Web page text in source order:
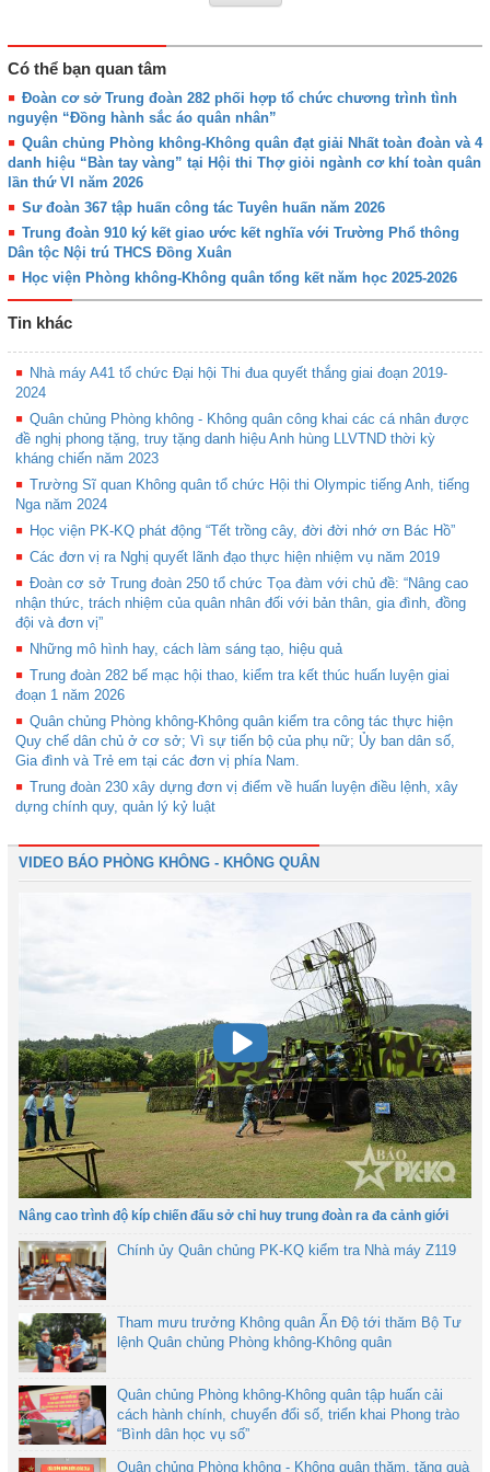
Có thể bạn quan tâm
Đoàn cơ sở Trung đoàn 282 phối hợp tổ chức chương trình tình
nguyện “Đồng hành sắc áo quân nhân”
Quân chủng Phòng không-Không quân đạt giải Nhất toàn đoàn và 4
danh hiệu “Bàn tay vàng” tại Hội thi Thợ giỏi ngành cơ khí toàn quân
lần thứ VI năm 2026
Sư đoàn 367 tập huấn công tác Tuyên huấn năm 2026
Trung đoàn 910 ký kết giao ước kết nghĩa với Trường Phổ thông
Dân tộc Nội trú THCS Đồng Xuân
Học viện Phòng không-Không quân tổng kết năm học 2025-2026
Tin khác
Nhà máy A41 tổ chức Đại hội Thi đua quyết thắng giai đoạn 2019-
2024
Quân chủng Phòng không - Không quân công khai các cá nhân được
đề nghị phong tặng, truy tặng danh hiệu Anh hùng LLVTND thời kỳ
kháng chiến năm 2023
Trường Sĩ quan Không quân tổ chức Hội thi Olympic tiếng Anh, tiếng
Nga năm 2024
Học viện PK-KQ phát động “Tết trồng cây, đời đời nhớ ơn Bác Hồ”
Các đơn vị ra Nghị quyết lãnh đạo thực hiện nhiệm vụ năm 2019
Đoàn cơ sở Trung đoàn 250 tổ chức Tọa đàm với chủ đề: “Nâng cao
nhận thức, trách nhiệm của quân nhân đối với bản thân, gia đình, đồng
đội và đơn vị”
Những mô hình hay, cách làm sáng tạo, hiệu quả
Trung đoàn 282 bế mạc hội thao, kiểm tra kết thúc huấn luyện giai
đoạn 1 năm 2026
Quân chủng Phòng không-Không quân kiểm tra công tác thực hiện
Quy chế dân chủ ở cơ sở; Vì sự tiến bộ của phụ nữ; Ủy ban dân số,
Gia đình và Trẻ em tại các đơn vị phía Nam.
Trung đoàn 230 xây dựng đơn vị điểm về huấn luyện điều lệnh, xây
dựng chính quy, quản lý kỷ luật
VIDEO BÁO PHÒNG KHÔNG - KHÔNG QUÂN
Nâng cao trình độ kíp chiến đấu sở chỉ huy trung đoàn ra đa cảnh giới
Chính ủy Quân chủng PK-KQ kiểm tra Nhà máy Z119
Tham mưu trưởng Không quân Ấn Độ tới thăm Bộ Tư
lệnh Quân chủng Phòng không-Không quân
Quân chủng Phòng không-Không quân tập huấn cải
cách hành chính, chuyển đổi số, triển khai Phong trào
“Bình dân học vụ số”
Quân chủng Phòng không - Không quân thăm, tặng quà